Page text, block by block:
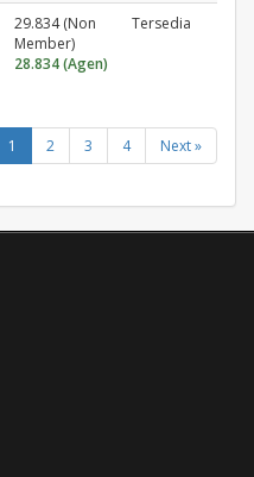
29.834 (Non
Member)
28.834 (Agen)
Tersedia
1 2 3 4 Next »